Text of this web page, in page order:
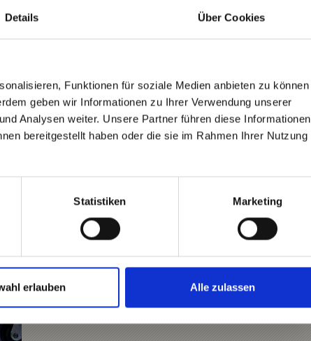
Details Über Cookies
Funktionen für soziale Medien anbieten zu können
geben wir Informationen zu Ihrer Verwendung unserer
Analysen weiter. Unsere Partner führen diese Informationen
bereitgestellt haben oder die sie im Rahmen Ihrer Nutzung
Statistiken Marketing
erlauben Alle zulassen
KAUFHAUS PINGGERA
Hauptstrasse 101
39026Prad am Stilfserjoch
kaufhauspinggera@hotmail.com